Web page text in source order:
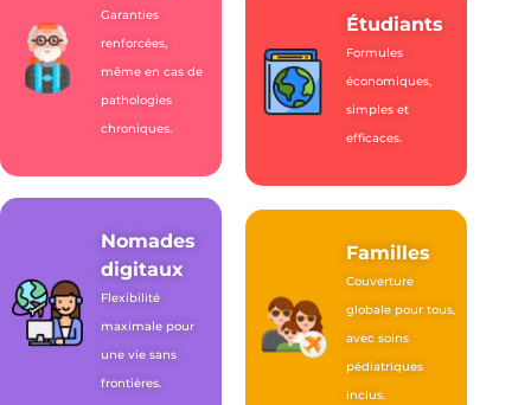
Garanties
renforcées,
même en cas de
pathologies
chroniques.
Étudiants
Formules
économiques,
simples et
efficaces.
Nomades
digitaux
Flexibilité
maximale pour
une vie sans
frontières.
Familles
Couverture
globale pour tous,
avec soins
pédiatriques
inclus.